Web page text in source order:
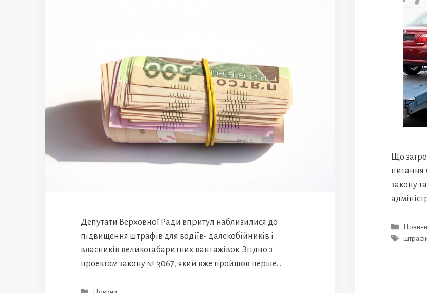
Депутати Верховної Ради впритул наблизилися до
підвищення штрафів для водіїв- далекобійників і
власників великогабаритних вантажівок. Згідно з
проектом закону № 3067, який вже пройшов перше…
Що
питання
закону
Новини